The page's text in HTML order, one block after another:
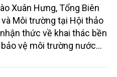
Xuân Hưng, Tổng Biên
Môi trường tại Hội thảo
thức về khai thác bền
vệ môi trường nước
nghiệp và Môi trường